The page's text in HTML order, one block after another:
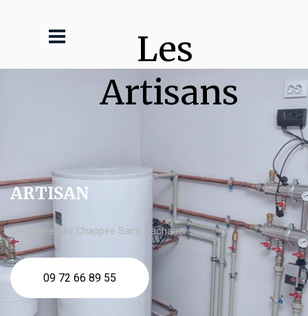
Les
Artisans
ARTISAN
chaudière gaz Chappee Saint Zacharie
09 72 66 89 55